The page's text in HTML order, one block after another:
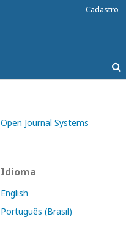
Cadastro
Open Journal Systems
Idioma
English
Português (Brasil)